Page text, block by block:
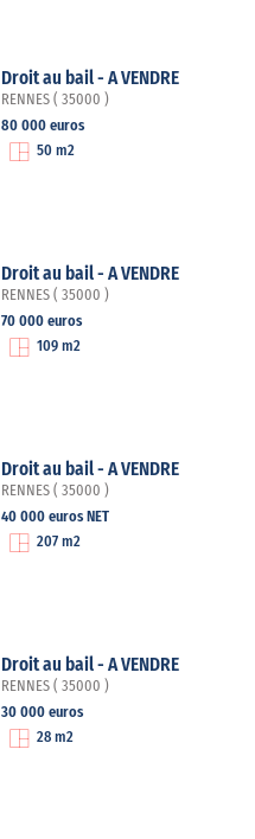
Droit au bail - A VENDRE
RENNES ( 35000 )
80 000 euros
50 m2
Droit au bail - A VENDRE
RENNES ( 35000 )
70 000 euros
109 m2
Droit au bail - A VENDRE
RENNES ( 35000 )
40 000 euros NET
207 m2
Droit au bail - A VENDRE
RENNES ( 35000 )
30 000 euros
28 m2